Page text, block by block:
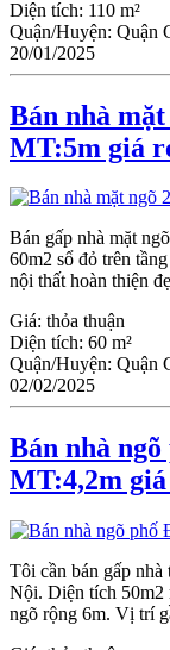
Diện tích: 110 m²
Quận/Huyện: Quận
20/01/2025
Bán nhà
MT:5m giá
Bán gấp nhà mặt
60m2 sổ đỏ trên
nội thất hoàn thiện
Giá: thỏa thuận
Diện tích: 60 m²
Quận/Huyện: Quận
02/02/2025
Bán nhà
MT:4,2m
Tôi cần bán gấp
Nội. Diện tích 50m2
ngõ rộng 6m. Vị trí